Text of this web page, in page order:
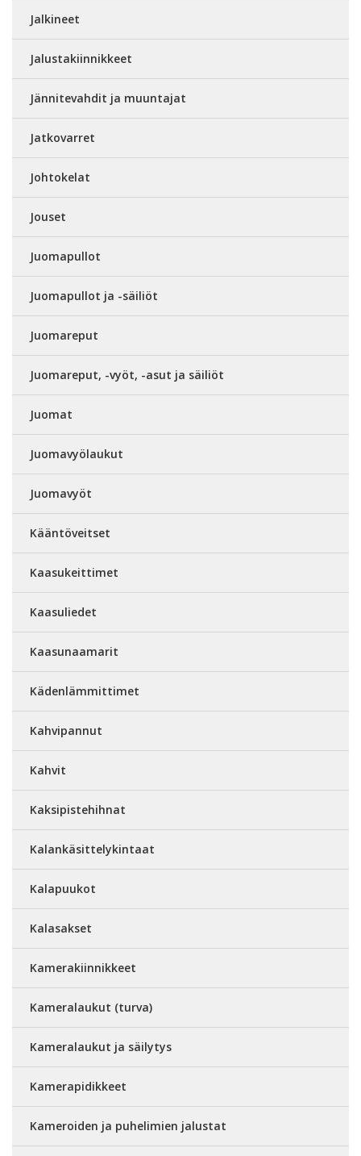
Jalkineet
Jalustakiinnikkeet
Jännitevahdit ja muuntajat
Jatkovarret
Johtokelat
Jouset
Juomapullot
Juomapullot ja -säiliöt
Juomareput
Juomareput, -vyöt, -asut ja säiliöt
Juomat
Juomavyölaukut
Juomavyöt
Kääntöveitset
Kaasukeittimet
Kaasuliedet
Kaasunaamarit
Kädenlämmittimet
Kahvipannut
Kahvit
Kaksipistehihnat
Kalankäsittelykintaat
Kalapuukot
Kalasakset
Kamerakiinnikkeet
Kameralaukut (turva)
Kameralaukut ja säilytys
Kamerapidikkeet
Kameroiden ja puhelimien jalustat